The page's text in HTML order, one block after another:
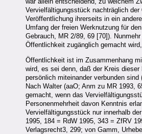
Vervielfältigungsstück nachträglich
Veröffentlichung ihrerseits in ein
Umfang der freien Werknutzung für
Gebrauch, MR 2/89, 69 [70]).
Öffentlichkeit zugänglich gemacht
Öffentlichkeit ist im Zusammenhang
wird, es sei denn, daß der Kreis
persönlich miteinander verbunden
Nach Walter (aaO; Anm zu MR 1993,
gemacht, wenn das
Personenmehrheit davon Kenntnis
Vervielfältigungsstück nur innerhalb
1995, 184 = RdW 1995, 343 = ZfRV
Verlagsrecht3, 299; von Gamm,